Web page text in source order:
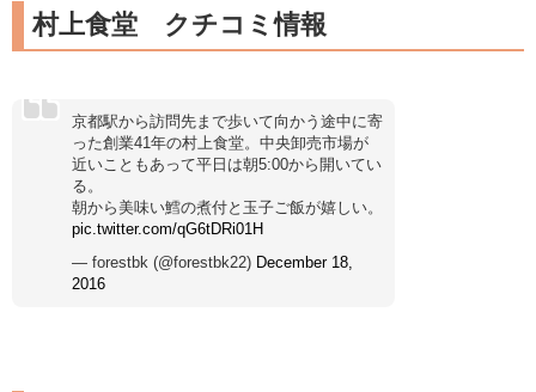
村上食堂 クチコミ情報
京都駅から訪問先まで歩いて向かう途中に寄
った創業41年の村上食堂。中央卸売市場が
近いこともあって平日は朝5:00から開いてい
る。
朝から美味い鱈の煮付と玉子ご飯が嬉しい。
pic.twitter.com/qG6tDRi01H
— forestbk (@forestbk22) December 18,
2016